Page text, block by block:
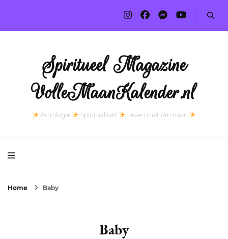
Spiritueel Magazine
VolleMaanKalender.nl
Astrologie Spiritualiteit Leven met de maan
Home Baby
Baby